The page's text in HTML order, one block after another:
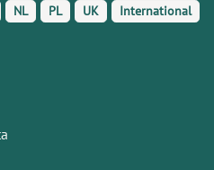
NL PL UK International